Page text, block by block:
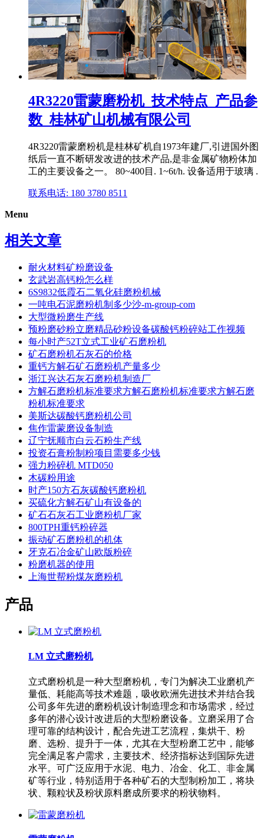
4R3220雷蒙磨粉机_技术特点_产品参
数_桂林矿山机械有限公司
4R3220雷蒙磨粉机是桂林矿机自1973年建厂,引进国外图
纸后一直不断研发改进的技术产品,是非金属矿物粉体加
工的主要设备之一。 80~400目. 1~6t/h. 设备适用于玻璃 .
联系电话: 180 3780 8511
Menu
相关文章
耐火材料矿粉磨设备
玄武岩高钙粉怎么样
6S9832低霞石二氧化硅磨粉机械
一吨电石泥磨粉机制多少沙-m-group-com
大型微粉磨生产线
预粉磨砂粉立磨精品砂粉设备碳酸钙粉碎站工作视频
每小时产52T立式工业矿石磨粉机
矿石磨粉机石灰石的价格
重钙方解石矿石磨粉机产量多少
浙江兴达石灰石磨粉机制造厂
方解石磨粉机标准要求方解石磨粉机标准要求方解石磨
粉机标准要求
美斯达碳酸钙磨粉机公司
焦作雷蒙磨设备制造
辽宁抚顺市白云石粉生产线
投资石膏粉制粉项目需要多少钱
强力粉碎机 MTD050
木碳粉用途
时产150方石灰碳酸钙磨粉机
买硫化方解石矿山有设备的
矿石石灰石工业磨粉机厂家
800TPH重钙粉碎器
振动矿石磨粉机的机体
牙克石冶金矿山欧版粉碎
粉磨机器的使用
上海世帮粉煤灰磨粉机
产品
LM 立式磨粉机
立式磨粉机是一种大型磨粉机，专门为解决工业磨机产
量低、耗能高等技术难题，吸收欧洲先进技术并结合我
公司多年先进的磨粉机设计制造理念和市场需求，经过
多年的潜心设计改进后的大型粉磨设备。立磨采用了合
理可靠的结构设计，配合先进工艺流程，集烘干、粉
磨、选粉、提升于一体，尤其在大型粉磨工艺中，能够
完全满足客户需求，主要技术、经济指标达到国际先进
水平。可广泛应用于水泥、电力、冶金、化工、非金属
矿等行业，特别适用于各种矿石的大型制粉加工，将块
状、颗粒状及粉状原料磨成所要求的粉状物料。